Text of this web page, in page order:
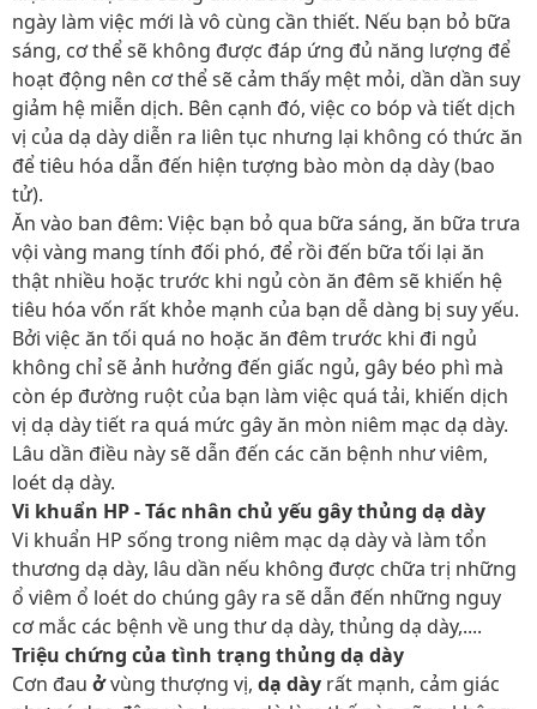
ngày làm việc mới là vô cùng cần thiết. Nếu bạn bỏ bữa
sáng, cơ thể sẽ không được đáp ứng đủ năng lượng để
hoạt động nên cơ thể sẽ cảm thấy mệt mỏi, dần dần suy
giảm hệ miễn dịch. Bên cạnh đó, việc co bóp và tiết dịch
vị của dạ dày diễn ra liên tục nhưng lại không có thức ăn
để tiêu hóa dẫn đến hiện tượng bào mòn dạ dày (bao
tử).
Ăn vào ban đêm: Việc bạn bỏ qua bữa sáng, ăn bữa trưa
vội vàng mang tính đối phó, để rồi đến bữa tối lại ăn
thật nhiều hoặc trước khi ngủ còn ăn đêm sẽ khiến hệ
tiêu hóa vốn rất khỏe mạnh của bạn dễ dàng bị suy yếu.
Bởi việc ăn tối quá no hoặc ăn đêm trước khi đi ngủ
không chỉ sẽ ảnh hưởng đến giấc ngủ, gây béo phì mà
còn ép đường ruột của bạn làm việc quá tải, khiến dịch
vị dạ dày tiết ra quá mức gây ăn mòn niêm mạc dạ dày.
Lâu dần điều này sẽ dẫn đến các căn bệnh như viêm,
loét dạ dày.
Vi khuẩn HP - Tác nhân chủ yếu gây thủng dạ dày
Vi khuẩn HP sống trong niêm mạc dạ dày và làm tổn
thương dạ dày, lâu dần nếu không được chữa trị những
ổ viêm ổ loét do chúng gây ra sẽ dẫn đến những nguy
cơ mắc các bệnh về ung thư dạ dày, thủng dạ dày,....
Triệu chứng của tình trạng thủng dạ dày
Cơn đau ởvùng thượng vị, dạ dày rất mạnh, cảm giác